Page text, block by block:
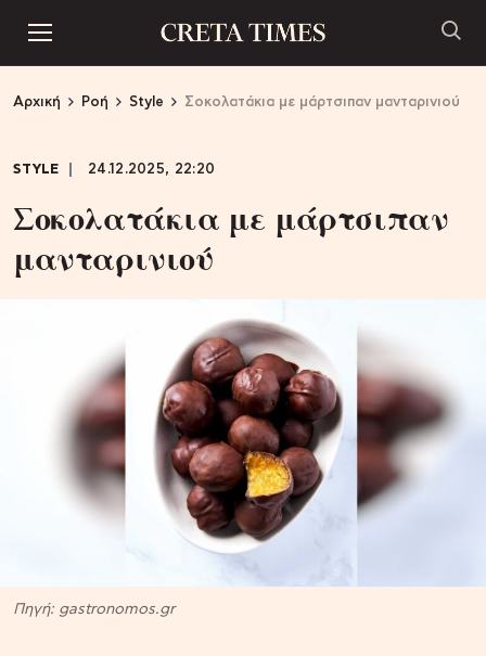
Αρχική Ροή Style Σοκολατάκια με μάρτσιπαν μανταρινιού
STYLE 24.12.2025, 22:20
Σοκολατάκια με μάρτσιπαν
μανταρινιού
Πηγή: gastronomos.gr